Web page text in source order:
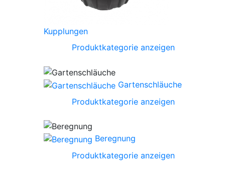
Kupplungen
Produktkategorie anzeigen
Gartenschläuche
Produktkategorie anzeigen
Beregnung
Produktkategorie anzeigen